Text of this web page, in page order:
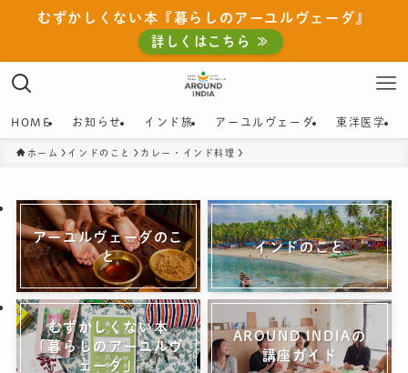
むずかしくない本『暮らしのアーユルヴェーダ』
詳しくはこちら ≫
HOME お知らせ インド旅 アーユルヴェーダ 東洋医学
ホーム インドのこと カレー・インド料理
アーユルヴェーダのこ
と
インドのこと
むずかしくない本
「暮らしのアーユルヴ
ェーダ」
AROUND INDIAの
講座ガイド